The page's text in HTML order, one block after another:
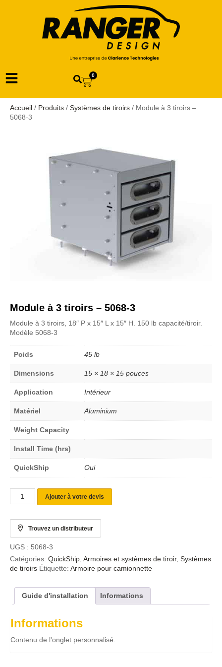
0
Accueil / Produits / Systèmes de tiroirs / Module à 3 tiroirs –
5068-3
Module à 3 tiroirs – 5068-3
Module à 3 tiroirs, 18″ P x 15″ L x 15″ H. 150 lb capacité/tiroir.
Modèle 5068-3
Poids 45 lb
Dimensions 15 × 18 × 15 pouces
Application Intérieur
Matériel Aluminium
Weight Capacity
Install Time (hrs)
QuickShip Oui
Ajouter à votre devis
Trouvez un distributeur
UGS : 5068-3
Catégories: QuickShip, Armoires et systèmes de tiroir, Systèmes
de tiroirs Étiquette: Armoire pour camionnette
Guide d'installation Informations
Informations
Contenu de l'onglet personnalisé.